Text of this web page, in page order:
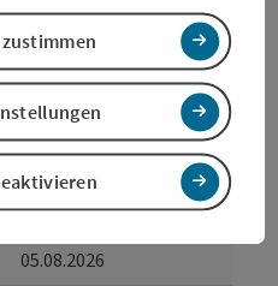
- 06.08.2028)
bis
05.08.2026